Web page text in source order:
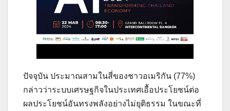
ปัจจุบัน ประมาณสามในสี่ของชาวอเมริกัน (77%)
กล่าวว่าระบบเศรษฐกิจในประเทศเอื้อประโยชน์ต่อ
ผลประโยชน์อันทรงพลังอย่างไม่ยุติธรรม ในขณะที่